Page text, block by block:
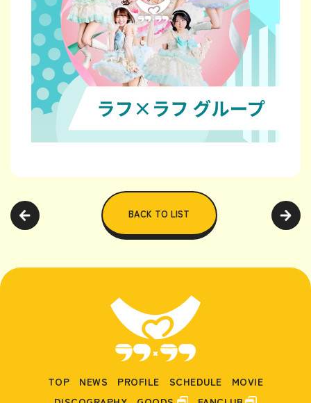
BACK TO LIST
TOP NEWS PROFILE SCHEDULE
MOVIE